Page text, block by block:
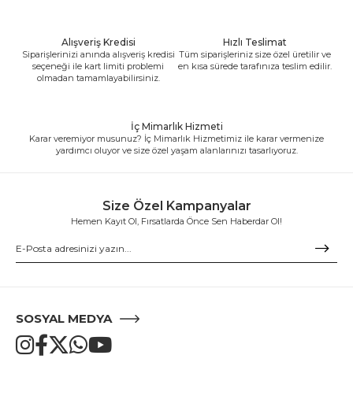
Alışveriş Kredisi
Siparişlerinizi anında alışveriş kredisi
seçeneği ile kart limiti problemi
olmadan tamamlayabilirsiniz.
Hızlı Teslimat
Tüm siparişleriniz size özel üretilir ve
en kısa sürede tarafınıza teslim edilir.
İç Mimarlık Hizmeti
Karar veremiyor musunuz? İç Mimarlık Hizmetimiz ile karar vermenize
yardımcı oluyor ve size özel yaşam alanlarınızı tasarlıyoruz.
Size Özel Kampanyalar
Hemen Kayıt Ol, Fırsatlarda Önce Sen Haberdar Ol!
SOSYAL MEDYA